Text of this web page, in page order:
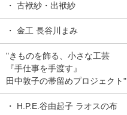
・ 古袱紗・出袱紗
・ 金工 長谷川まみ
"きものを飾る、小さな工芸
『手仕事を手渡す』
田中敦子の帯留めプロジェクト"
・ H.P.E.谷由起子 ラオスの布